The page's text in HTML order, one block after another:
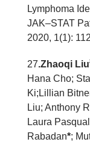
Lymphoma
JAK–STAT
2020, 1(1):
27.Zhaoqi Liu
Hana Cho;
Ki;Lillian Bi
Liu; Anthony
Laura
Rabadan*;